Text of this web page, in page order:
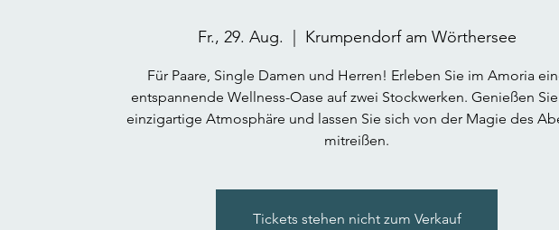
Fr., 29. Aug. Krumpendorf am Wörthersee
Für Paare, Single Damen und Herren! Erleben Sie im Amoria
entspannende Wellness-Oase auf zwei Stockwerken. Genießen
einzigartige Atmosphäre und lassen Sie sich von der Magie des
mitreißen.
Tickets stehen nicht zum Verkauf